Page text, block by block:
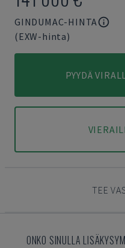
GINDUMAC-HINTA
(EXW-hinta)
PYYDÄ
TEE
ONKO SINULLA